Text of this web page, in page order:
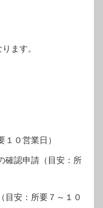
ます。
０営業日）
確認申請（目安：所
目安：所要７～１０